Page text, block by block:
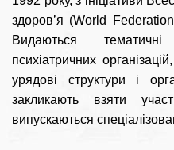
здоров’я (World
Видаються
психіатричних
урядові структури і
закликають взяти
випускаються